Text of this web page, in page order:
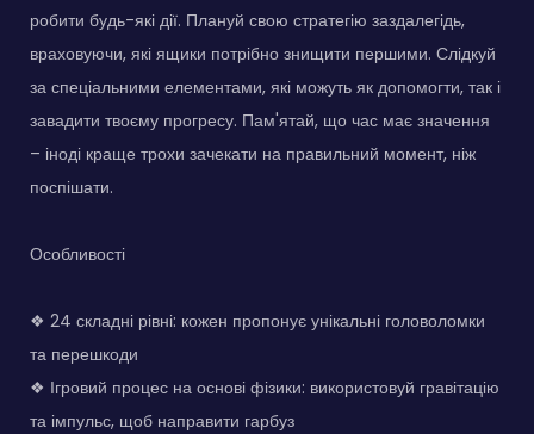
робити будь-які дії. Плануй свою стратегію заздалегідь,
враховуючи, які ящики потрібно знищити першими. Слідкуй
за спеціальними елементами, які можуть як допомогти, так і
завадити твоєму прогресу. Пам'ятай, що час має значення
– іноді краще трохи зачекати на правильний момент, ніж
поспішати.
Особливості
❖ 24 складні рівні: кожен пропонує унікальні головоломки
та перешкоди
❖ Ігровий процес на основі фізики: використовуй гравітацію
та імпульс, щоб направити гарбуз